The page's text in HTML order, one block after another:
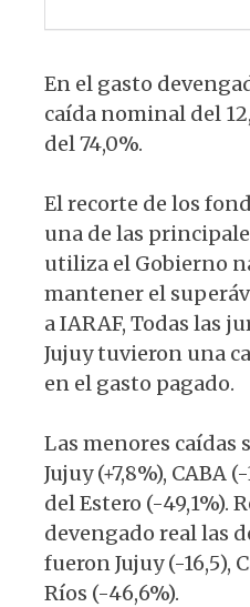
En el gasto
caída nominal del
del 74,0%.
El recorte de los
una de las
utiliza el Gobierno
mantener el
a IARAF, Todas las
Jujuy tuvieron una
en el gasto pagado.
Las menores caídas
Jujuy (+7,8%), CABA
del Estero (-49,1%).
devengado real las
fueron Jujuy (-16,5),
Ríos (-46,6%).